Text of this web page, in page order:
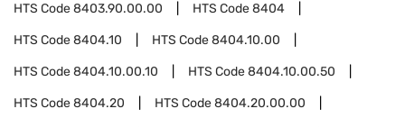
HTS Code8403.90.00.00 HTS Code8404
HTS Code8404.10 HTS Code8404.10.00
HTS Code8404.10.00.10 HTS Code8404.10.00.50
HTS Code8404.20 HTS Code8404.20.00.00